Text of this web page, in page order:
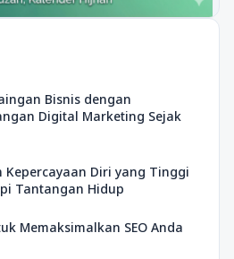
Bisnis dengan
Digital Marketing Sejak
Kepercayaan Diri yang Tinggi
Tantangan Hidup
Memaksimalkan SEO Anda